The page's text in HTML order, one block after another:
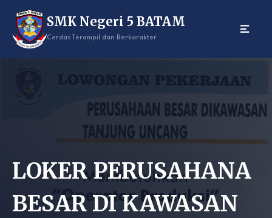
content
SMK Negeri 5 BATAM
Cerdas Terampil dan Berkarakter
LOKER PERUSAHANA
BESAR DI KAWASAN